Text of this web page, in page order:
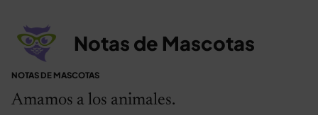
Notas de Mascotas
NOTAS DE MASCOTAS
Amamos a los animales.